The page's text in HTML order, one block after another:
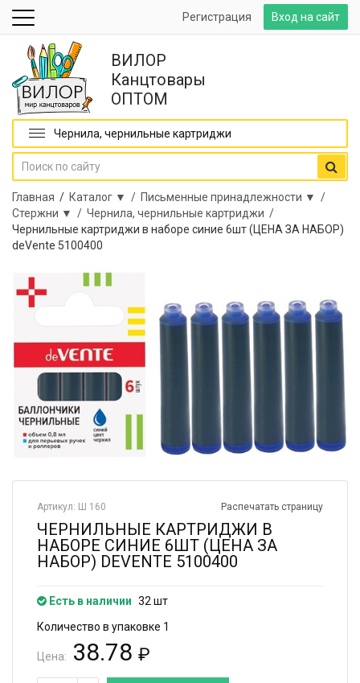
Вход на сайт
Регистрация
ВИЛОР
Канцтовары
ОПТОМ
Чернила, чернильные картриджи
Главная / Каталог ▼ / Письменные принадлежности ▼ /
Стержни ▼ / Чернила, чернильные картриджи /
Чернильные картриджи в наборе синие 6шт (ЦЕНА ЗА НАБОР)
deVente 5100400
Распечатать страницу
Артикул: Ш 160
ЧЕРНИЛЬНЫЕ КАРТРИДЖИ В
НАБОРЕ СИНИЕ 6ШТ (ЦЕНА ЗА
НАБОР) DEVENTE 5100400
Есть в наличии 32 шт
Количество в упаковке 1
Цена: 38.78 ₽